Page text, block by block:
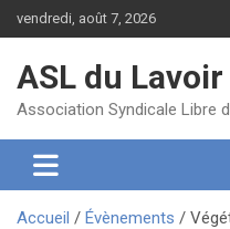
au
vendredi, août 7, 2026
ASL du Lavoir
Association Syndicale Libre
Accueil Évènements